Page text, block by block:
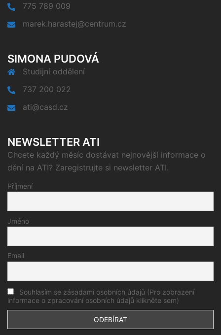
775 789 009
marek.harastej@centrum.cz
SIMONA PUDOVÁ
Studijní oddělení
737 200 022
ati@casd.cz
NEWSLETTER ATI
Chcete každý měsíc dostávat nejnovější informace o
dění na ATI? Zaregistrujte si newsletter ATI.
Příjmení
Jméno
Email
Souhlasím se zásadami osobních údajů (Pro zobrazení
informace o zpracování osobních údajů klikněte sem)